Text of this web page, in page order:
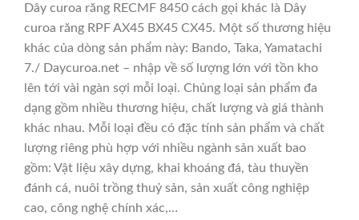
Dây curoa răng RECMF 8450 cách gọi khác là Dây
curoa răng RPF AX45 BX45 CX45. Một số thương hiệu
khác của dòng sản phẩm này: Bando, Taka, Yamatachi
7./ Daycuroa.net – nhập về số lượng lớn với tồn kho
lên tới vài ngàn sợi mỗi loại. Chủng loại sản phẩm đa
dạng gồm nhiều thương hiệu, chất lượng và giá thành
khác nhau. Mỗi loại đều có đặc tính sản phẩm và chất
lượng riêng phù hợp với nhiều ngành sản xuất bao
gồm: Vật liệu xây dựng, khai khoáng đá, tàu thuyền
đánh cá, nuôi trồng thuỷ sản, sản xuất công nghiệp
cao, công nghệ chính xác,…